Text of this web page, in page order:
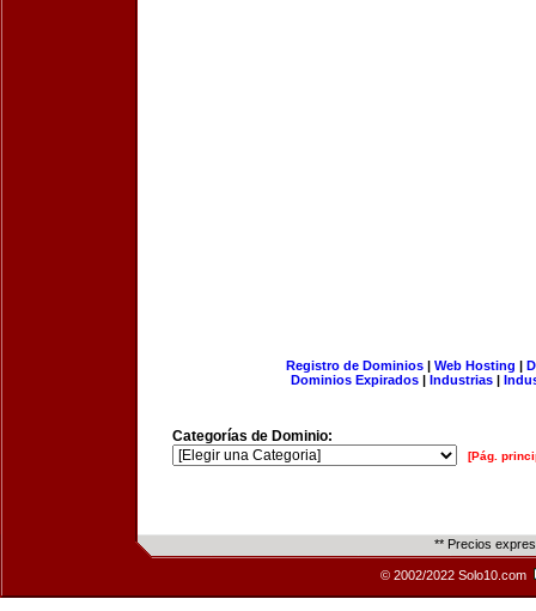
Registro de Dominios| Web Hosting |
Dominios Expirados | Industrias |
Categorías de Dominio:
[Pág.
** Precios
© 2002/2022 Solo10.com